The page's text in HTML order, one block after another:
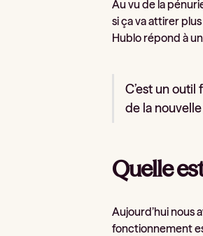
Au vu de la
si ça va attirer
Hublo répond à
C’est un
de la
Quelle
Aujourd’hui nous
fonctionnement